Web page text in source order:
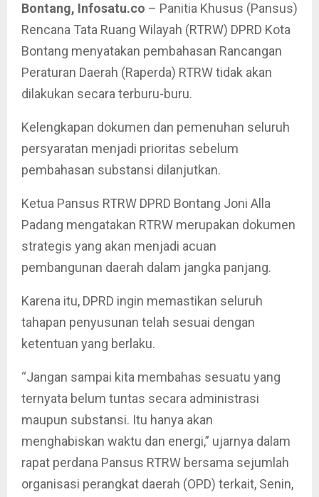
Bontang, Infosatu.co – Panitia Khusus (Pansus)
Rencana Tata Ruang Wilayah (RTRW) DPRD Kota
Bontang menyatakan pembahasan Rancangan
Peraturan Daerah (Raperda) RTRW tidak akan
dilakukan secara terburu-buru.
Kelengkapan dokumen dan pemenuhan seluruh
persyaratan menjadi prioritas sebelum
pembahasan substansi dilanjutkan.
Ketua Pansus RTRW DPRD Bontang Joni Alla
Padang mengatakan RTRW merupakan dokumen
strategis yang akan menjadi acuan
pembangunan daerah dalam jangka panjang.
Karena itu, DPRD ingin memastikan seluruh
tahapan penyusunan telah sesuai dengan
ketentuan yang berlaku.
“Jangan sampai kita membahas sesuatu yang
ternyata belum tuntas secara administrasi
maupun substansi. Itu hanya akan
menghabiskan waktu dan energi,” ujarnya dalam
rapat perdana Pansus RTRW bersama sejumlah
organisasi perangkat daerah (OPD) terkait, Senin,